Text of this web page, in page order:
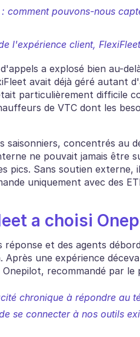
comment pouvons-nous
l'expérience client, FlexiFleet
a explosé bien au-
avait déjà géré autant
particulièrement difficile
de VTC dont les
saisonniers, concentrés au
ne pouvait jamais être
pics. Sans soutien
uniquement avec des
a choisi
réponse et des agents
Après une expérience
recommandé par le
chronique à répondre au
se connecter à nos outils